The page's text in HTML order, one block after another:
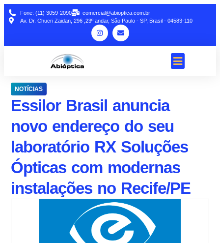
Fone: (11) 3059-2090
comercial@abioptica.com.br
Av. Dr. Chucri Zaidan, 296 ,23º andar, São Paulo - SP, Brasil - 04583-110
NOTÍCIAS
Essilor Brasil anuncia
novo endereço do seu
laboratório RX Soluções
Ópticas com modernas
instalações no Recife/PE